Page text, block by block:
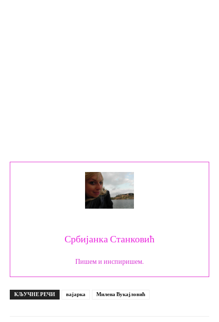
Србијанка Станковић
Пишем и инспиришем.
КЉУЧНЕ РЕЧИ вајарка Милена Вукајловић